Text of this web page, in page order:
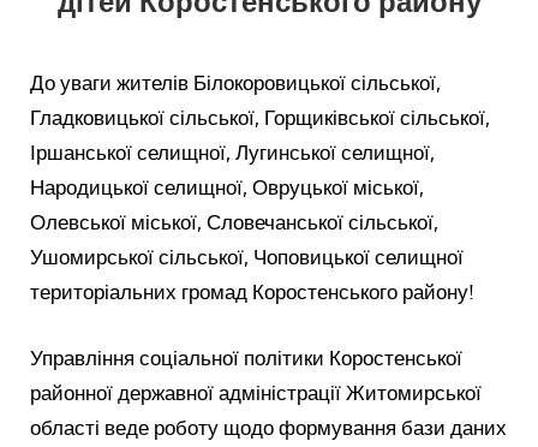
До уваги жителів Білокоровицької сільської,
Гладковицької сільської, Горщиківської сільської,
Іршанської селищної, Лугинської селищної,
Народицької селищної, Овруцької міської,
Олевської міської, Словечанської сільської,
Ушомирської сільської, Чоповицької селищної
територіальних громад Коростенського району!
Управління соціальної політики Коростенської
районної державної адміністрації Житомирської
області веде роботу щодо формування бази даних